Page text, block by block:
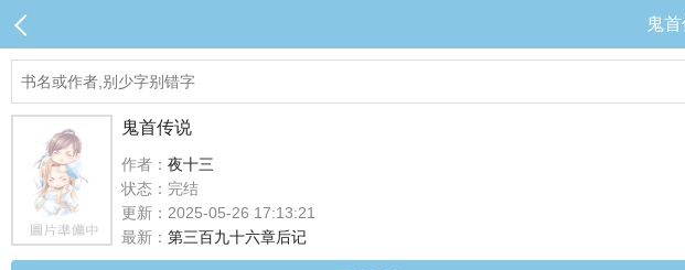
鬼
鬼首传说
作者： 夜十三
状态：完结
更新：2025-05-26 17:13:21
最新： 第三百九十六章后记